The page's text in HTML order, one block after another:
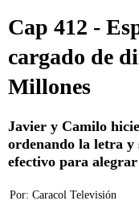
Cap 412 -
cargado de
Millones
Javier y Camilo
ordenando la letra y
efectivo para
Por: Caracol Televisión